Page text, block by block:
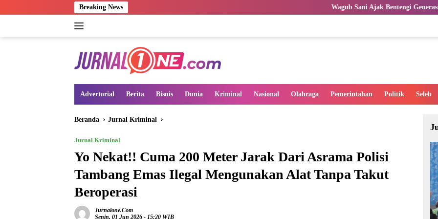
ke
Breaking News Wagub Sani Ajak Bentengi Generasi Muda Jambi dari
Advertorial Berita Bisnis Dunia Kriminal Nasional Olahraga Pemerintahan Politik Seleb
Beranda Jurnal Kriminal
Jurnal Kriminal
Yo Nekat!! Cuma 200 Meter Jarak Dari Asrama Polisi
Tambang Emas Ilegal Mengunakan Alat Tanpa Takut
Beroperasi
Jurnalone.com
Senin, 01 Jun 2026 - 15:20 WIB